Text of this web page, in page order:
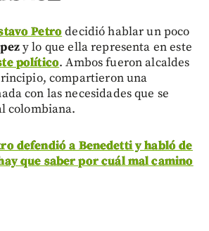
Petrodecidió hablar un poco
y lo que ella representa en este
político. Ambos fueron alcaldes
compartieron una
con las necesidades que se
colombiana.
defendió a Benedetti y habló de
que saber por cuál mal camino